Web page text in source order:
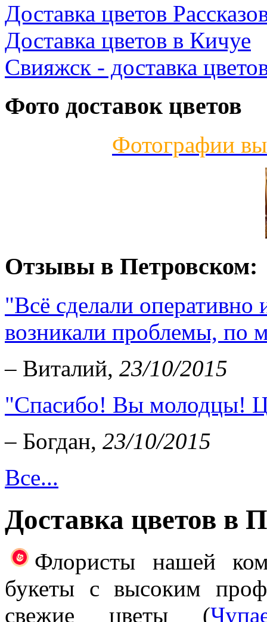
Доставка цветов
Доставка цветов в Кичуе
Свияжск - доставка
Фото доставок цветов
Фотографии
Отзывы в Петровском:
"Всё сделали оперативно
возникали проблемы, по
– Виталий, 23/10/2015
"Спасибо! Вы молодцы!
– Богдан, 23/10/2015
Все...
Доставка цветов в
Флористы нашей
букеты с высоким
свежие цветы (